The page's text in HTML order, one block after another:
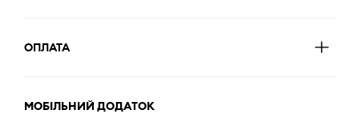
ОПЛАТА
МОБІЛЬНИЙ ДОДАТОК